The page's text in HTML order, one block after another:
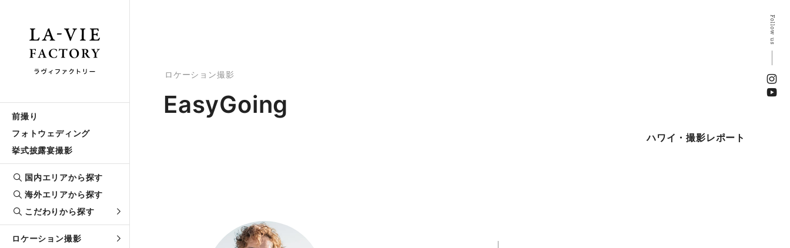
前撮り
フォトウェディング
挙式披露宴撮影
国内エリアから探す
海外エリアから探す
こだわりから探す
ロケーション撮影
ロケーション撮影
EasyGoing
ハワイ・撮影レポート
Follow us